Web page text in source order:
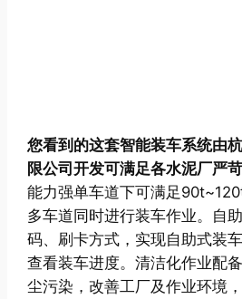
您看到的这套智能装车系统由
限公司开发可满足各水泥厂严
能力强单车道下可满足
多车道同时进行装车作业。自
码、刷卡方式，实现自助式装
查看装车进度。清洁化作业配
尘污染，改善工厂及作业环境